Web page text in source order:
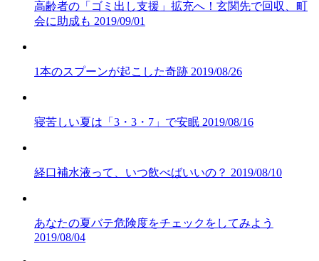
高齢者の「ゴミ出し支援」拡充へ！玄関先で回収、町
会に助成も 2019/09/01
1本のスプーンが起こした奇跡 2019/08/26
寝苦しい夏は「3・3・7」で安眠 2019/08/16
経口補水液って、いつ飲べばいいの？ 2019/08/10
あなたの夏バテ危険度をチェックをしてみよう
2019/08/04